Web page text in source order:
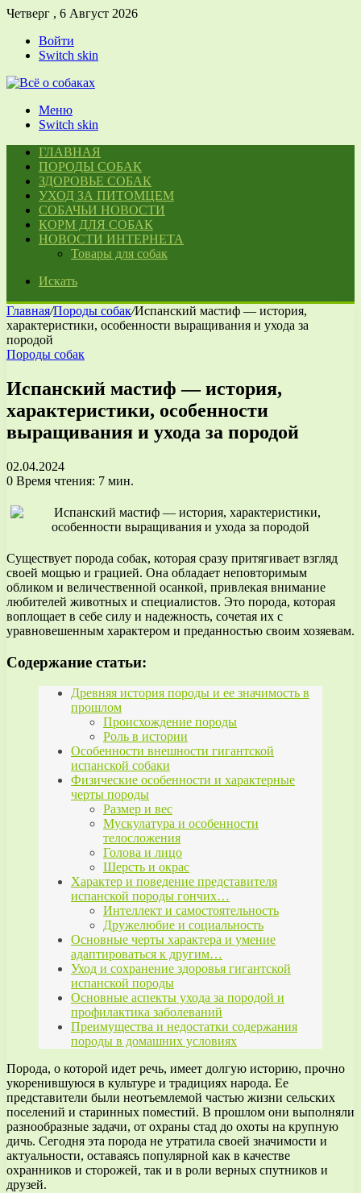
Четверг , 6 Август 2026
Войти
Switch skin
Меню
Switch skin
ГЛАВНАЯ
ПОРОДЫ СОБАК
ЗДОРОВЬЕ СОБАК
УХОД ЗА ПИТОМЦЕМ
СОБАЧЬИ НОВОСТИ
КОРМ ДЛЯ СОБАК
НОВОСТИ ИНТЕРНЕТА
Товары для собак
Искать
Главная/Породы собак/Испанский мастиф — история,
характеристики, особенности выращивания и ухода за
породой
Породы собак
Испанский мастиф — история,
характеристики, особенности
выращивания и ухода за породой
02.04.2024
0 Время чтения: 7 мин.
Существует порода собак, которая сразу притягивает взгляд
своей мощью и грацией. Она обладает неповторимым
обликом и величественной осанкой, привлекая внимание
любителей животных и специалистов. Это порода, которая
воплощает в себе силу и надежность, сочетая их с
уравновешенным характером и преданностью своим хозяевам.
Содержание статьи:
Древняя история породы и ее значимость в
прошлом
Происхождение породы
Роль в истории
Особенности внешности гигантской
испанской собаки
Физические особенности и характерные
черты породы
Размер и вес
Мускулатура и особенности
телосложения
Голова и лицо
Шерсть и окрас
Характер и поведение представителя
испанской породы гончих…
Интеллект и самостоятельность
Дружелюбие и социальность
Основные черты характера и умение
адаптироваться к другим…
Уход и сохранение здоровья гигантской
испанской породы
Основные аспекты ухода за породой и
профилактика заболеваний
Преимущества и недостатки содержания
породы в домашних условиях
Порода, о которой идет речь, имеет долгую историю, прочно
укоренившуюся в культуре и традициях народа. Ее
представители были неотъемлемой частью жизни сельских
поселений и старинных поместий. В прошлом они выполняли
разнообразные задачи, от охраны стад до охоты на крупную
дичь. Сегодня эта порода не утратила своей значимости и
актуальности, оставаясь популярной как в качестве
охранников и сторожей, так и в роли верных спутников и
друзей.